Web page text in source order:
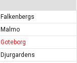
Falkenbergs
Malmo
Goteborg
Djurgardens